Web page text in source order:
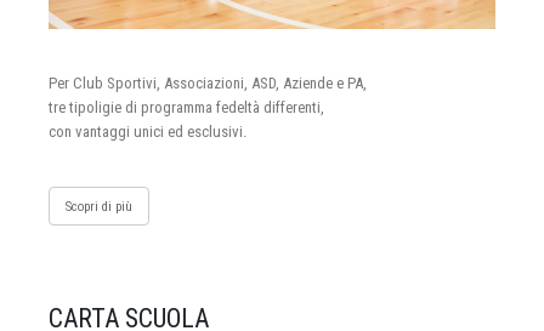
Per Club Sportivi, Associazioni, ASD, Aziende e PA,
tre tipoligie di programma fedeltà differenti,
con vantaggi unici ed esclusivi.
Scopri di più
CARTA SCUOLA